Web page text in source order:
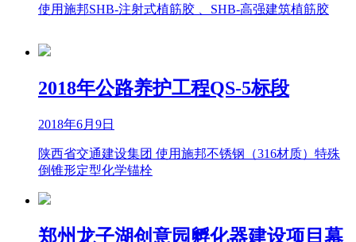
使用施邦SHB-注射式植筋胶 、SHB-高强建筑植筋胶
2018年公路养护工程QS-5标段
2018年6月9日
陕西省交通建设集团 使用施邦不锈钢（316材质）特殊
倒锥形定型化学锚栓
郑州龙子湖创意园孵化器建设项目幕